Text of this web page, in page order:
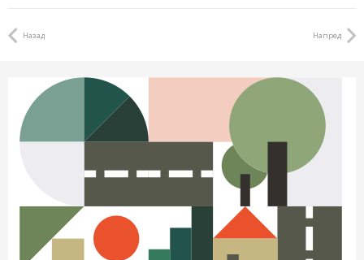
Назад Напред